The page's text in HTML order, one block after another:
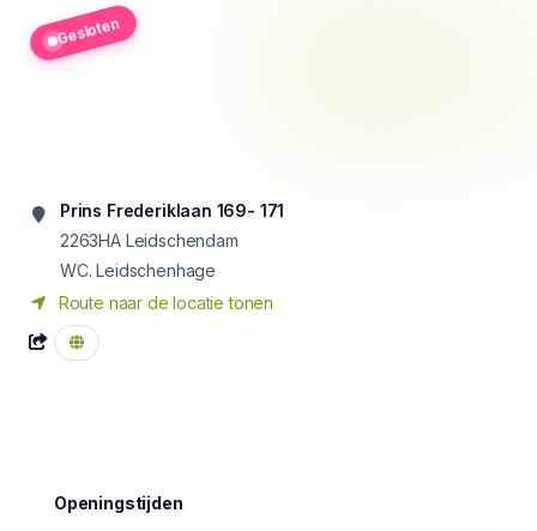
Gesloten
Prins Frederiklaan 169- 171
2263HA Leidschendam
WC. Leidschenhage
Route naar de locatie tonen
Openingstijden